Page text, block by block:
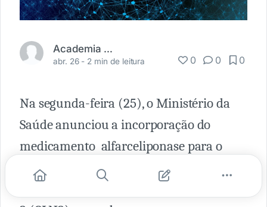
Academia Médica
abr. 26 - 2 min de leitura 0 0 0
Na segunda-feira (25), o Ministério da
Saúde anunciou a incorporação do
medicamento alfarceliponase para o
tratamento de pacientes